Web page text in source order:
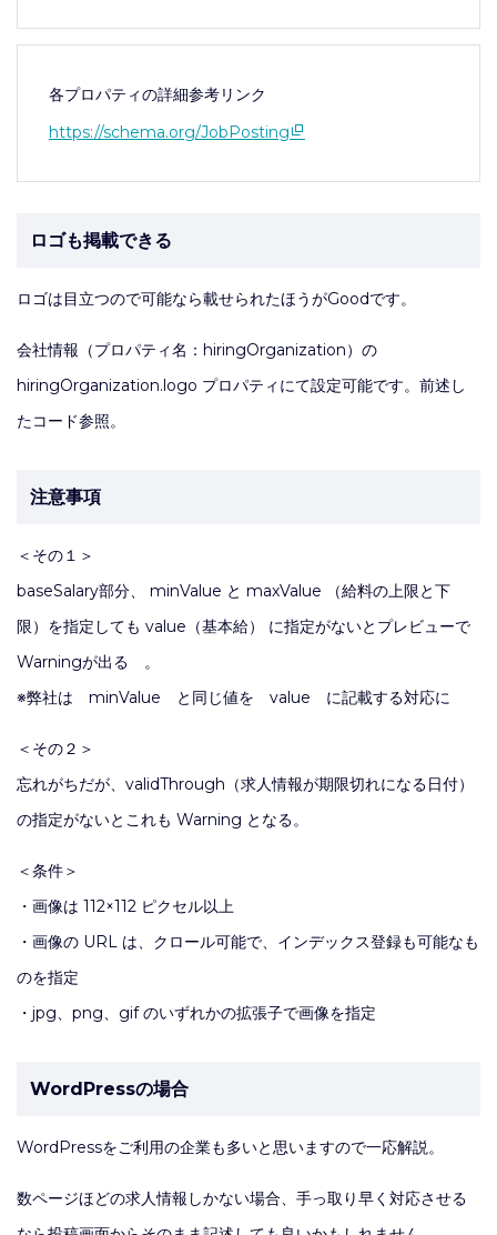
各プロパティの詳細参考リンク
https://schema.org/JobPosting
ロゴも掲載できる
ロゴは目立つので可能なら載せられたほうがGoodです。
会社情報（プロパティ名：hiringOrganization）の
hiringOrganization.logo プロパティにて設定可能です。前述し
たコード参照。
注意事項
＜その１＞
baseSalary部分、 minValue と maxValue （給料の上限と下
限）を指定しても value（基本給） に指定がないとプレビューで
Warningが出る 。
※弊社は minValue と同じ値を value に記載する対応に
＜その２＞
忘れがちだが、validThrough（求人情報が期限切れになる日付）
の指定がないとこれも Warning となる。
＜条件＞
・画像は 112×112 ピクセル以上
・画像の URL は、クロール可能で、インデックス登録も可能なも
のを指定
・jpg、png、gif のいずれかの拡張子で画像を指定
WordPressの場合
WordPressをご利用の企業も多いと思いますので一応解説。
数ページほどの求人情報しかない場合、手っ取り早く対応させる